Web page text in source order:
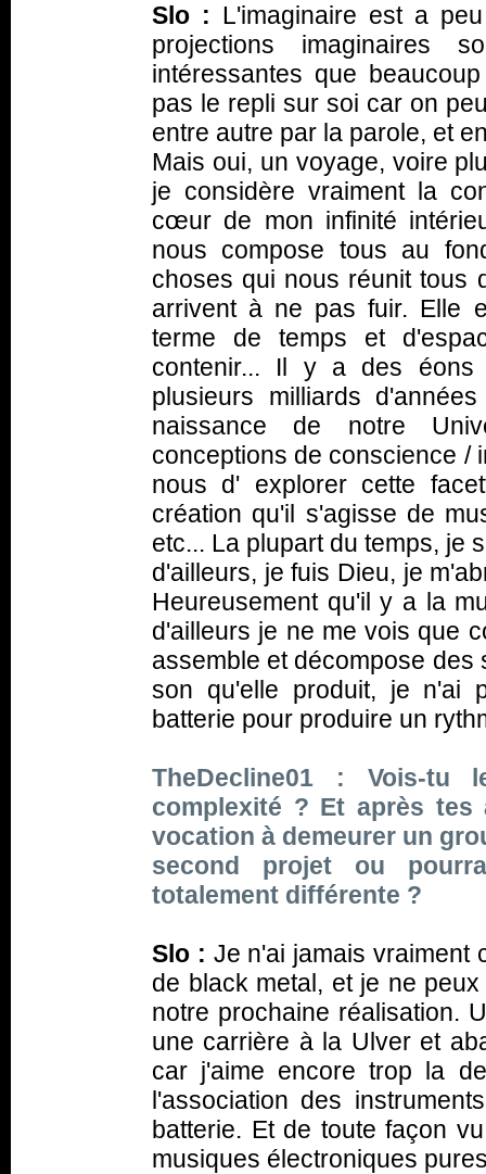
Slo : L'imaginaire est a
projections imaginaires
intéressantes que
pas le repli sur soi car on
entre autre par la parole, et
Mais oui, un voyage, voire
je considère vraiment la
cœur de mon infinité
nous compose tous au
choses qui nous réunit tous
arrivent à ne pas fuir. Elle
terme de temps et
contenir... Il y a des éons
plusieurs milliards
naissance de notre
conceptions de conscience /
nous d' explorer cette
création qu'il s'agisse de
etc... La plupart du temps, je
d'ailleurs, je fuis Dieu, je
Heureusement qu'il y a la
d'ailleurs je ne me vois que
assemble et décompose des
son qu'elle produit, je n'ai
batterie pour produire un
TheDecline01 : Vois-
complexité ? Et après tes
vocation à demeurer un
second projet ou
totalement différente ?
Slo : Je n'ai jamais vraiment
de black metal, et je ne
notre prochaine réalisation.
une carrière à la Ulver et
car j'aime encore trop la
l'association des
batterie. Et de toute façon
musiques électroniques